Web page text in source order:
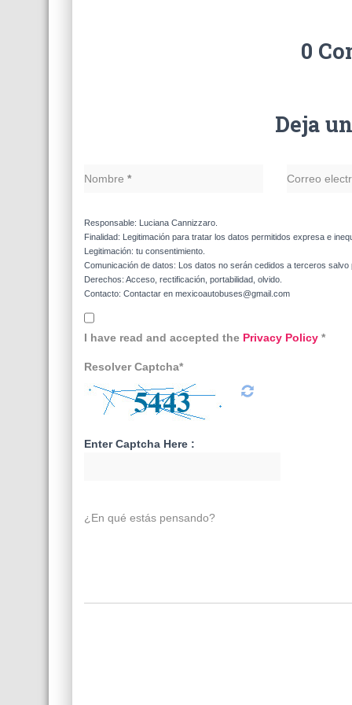
0
Deja
Nombre * Correo
Responsable: Luciana Cannizzaro.
Finalidad: Legitimación para tratar los datos permitidos expresa e
Legitimación: tu consentimiento.
Comunicación de datos: Los datos no serán cedidos a terceros salvo
Derechos: Acceso, rectificación, portabilidad, olvido.
Contacto: Contactar en mexicoautobuses@gmail.com
I have read and accepted the Privacy Policy *
Resolver Captcha*
Enter Captcha Here :
¿En qué estás pensando?